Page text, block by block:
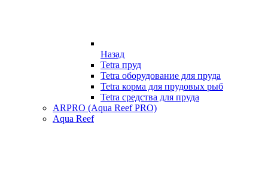
Назад
Tetra пруд
Tetra оборудование для пруда
Tetra корма для прудовых рыб
Tetra средства для пруда
ARPRO (Aqua Reef PRO)
Aqua Reef